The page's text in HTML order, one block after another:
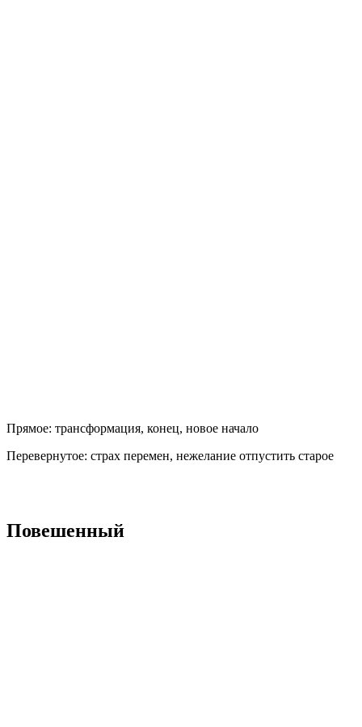
Прямое: трансформация, конец, новое начало
Перевернутое: страх перемен, нежелание отпустить старое
Повешенный